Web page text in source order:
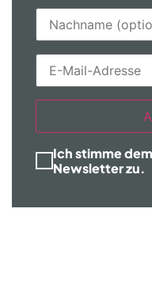
Ich stimme
Newsletter zu.